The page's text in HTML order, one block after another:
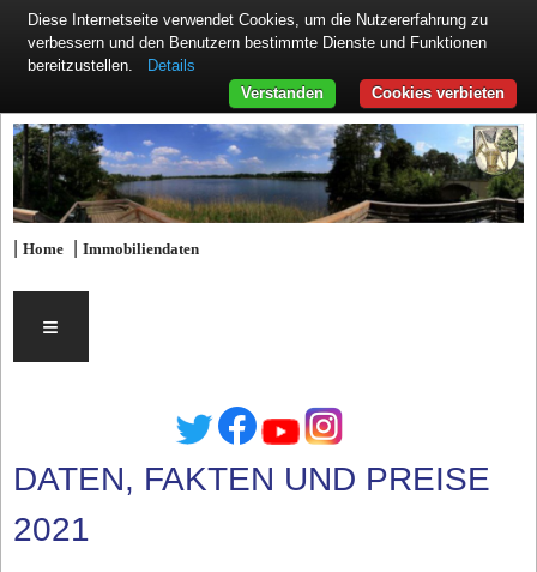
|Home |Immobiliendaten
≡
DATEN, FAKTEN UND PREISE
2021
Diese Internetseite verwendet Cookies, um die Nutzererfahrung zu
verbessern und den Benutzern bestimmte Dienste und Funktionen
bereitzustellen.
Details
Cookies verbieten
Verstanden